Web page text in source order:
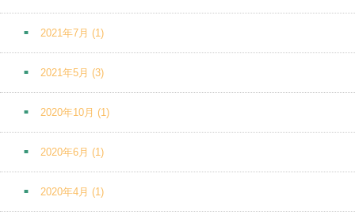
2021年7月 (1)
2021年5月 (3)
2020年10月 (1)
2020年6月 (1)
2020年4月 (1)